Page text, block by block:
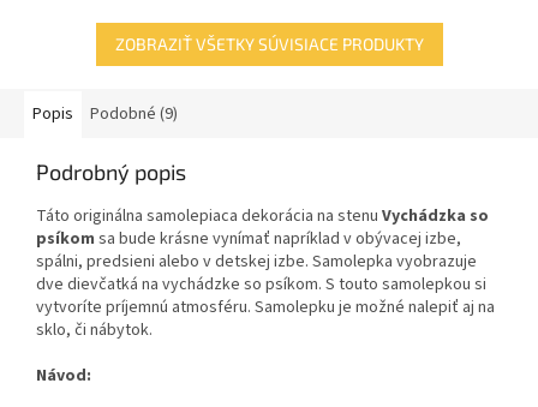
ZOBRAZIŤ VŠETKY SÚVISIACE PRODUKTY
Popis Podobné (9)
Podrobný popis
Táto originálna samolepiaca dekorácia na stenu Vychádzka so
psíkom sa bude krásne vynímať napríklad v obývacej izbe,
spálni, predsieni alebo v detskej izbe. Samolepka vyobrazuje
dve dievčatká na vychádzke so psíkom. S touto samolepkou si
vytvoríte príjemnú atmosféru. Samolepku je možné nalepiť aj na
sklo, či nábytok.
Návod: